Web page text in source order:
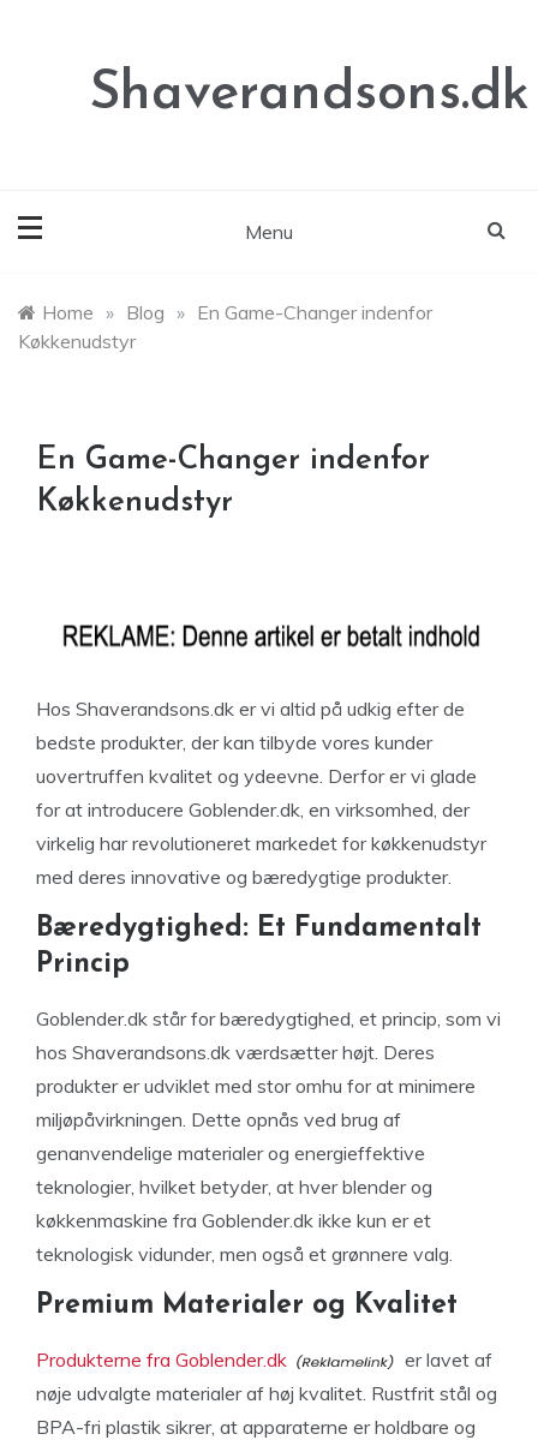
Shaverandsons.dk
Menu
Home » Blog » En Game-Changer indenfor
Køkkenudstyr
En Game-Changer indenfor
Køkkenudstyr
Hos Shaverandsons.dk er vi altid på udkig efter de
bedste produkter, der kan tilbyde vores kunder
uovertruffen kvalitet og ydeevne. Derfor er vi glade
for at introducere Goblender.dk, en virksomhed, der
virkelig har revolutioneret markedet for køkkenudstyr
med deres innovative og bæredygtige produkter.
Bæredygtighed: Et Fundamentalt
Princip
Goblender.dk står for bæredygtighed, et princip, som vi
hos Shaverandsons.dk værdsætter højt. Deres
produkter er udviklet med stor omhu for at minimere
miljøpåvirkningen. Dette opnås ved brug af
genanvendelige materialer og energieffektive
teknologier, hvilket betyder, at hver blender og
køkkenmaskine fra Goblender.dk ikke kun er et
teknologisk vidunder, men også et grønnere valg.
Premium Materialer og Kvalitet
Produkterne fra Goblender.dk
er lavet af
nøje udvalgte materialer af høj kvalitet. Rustfrit stål og
BPA-fri plastik sikrer, at apparaterne er holdbare og